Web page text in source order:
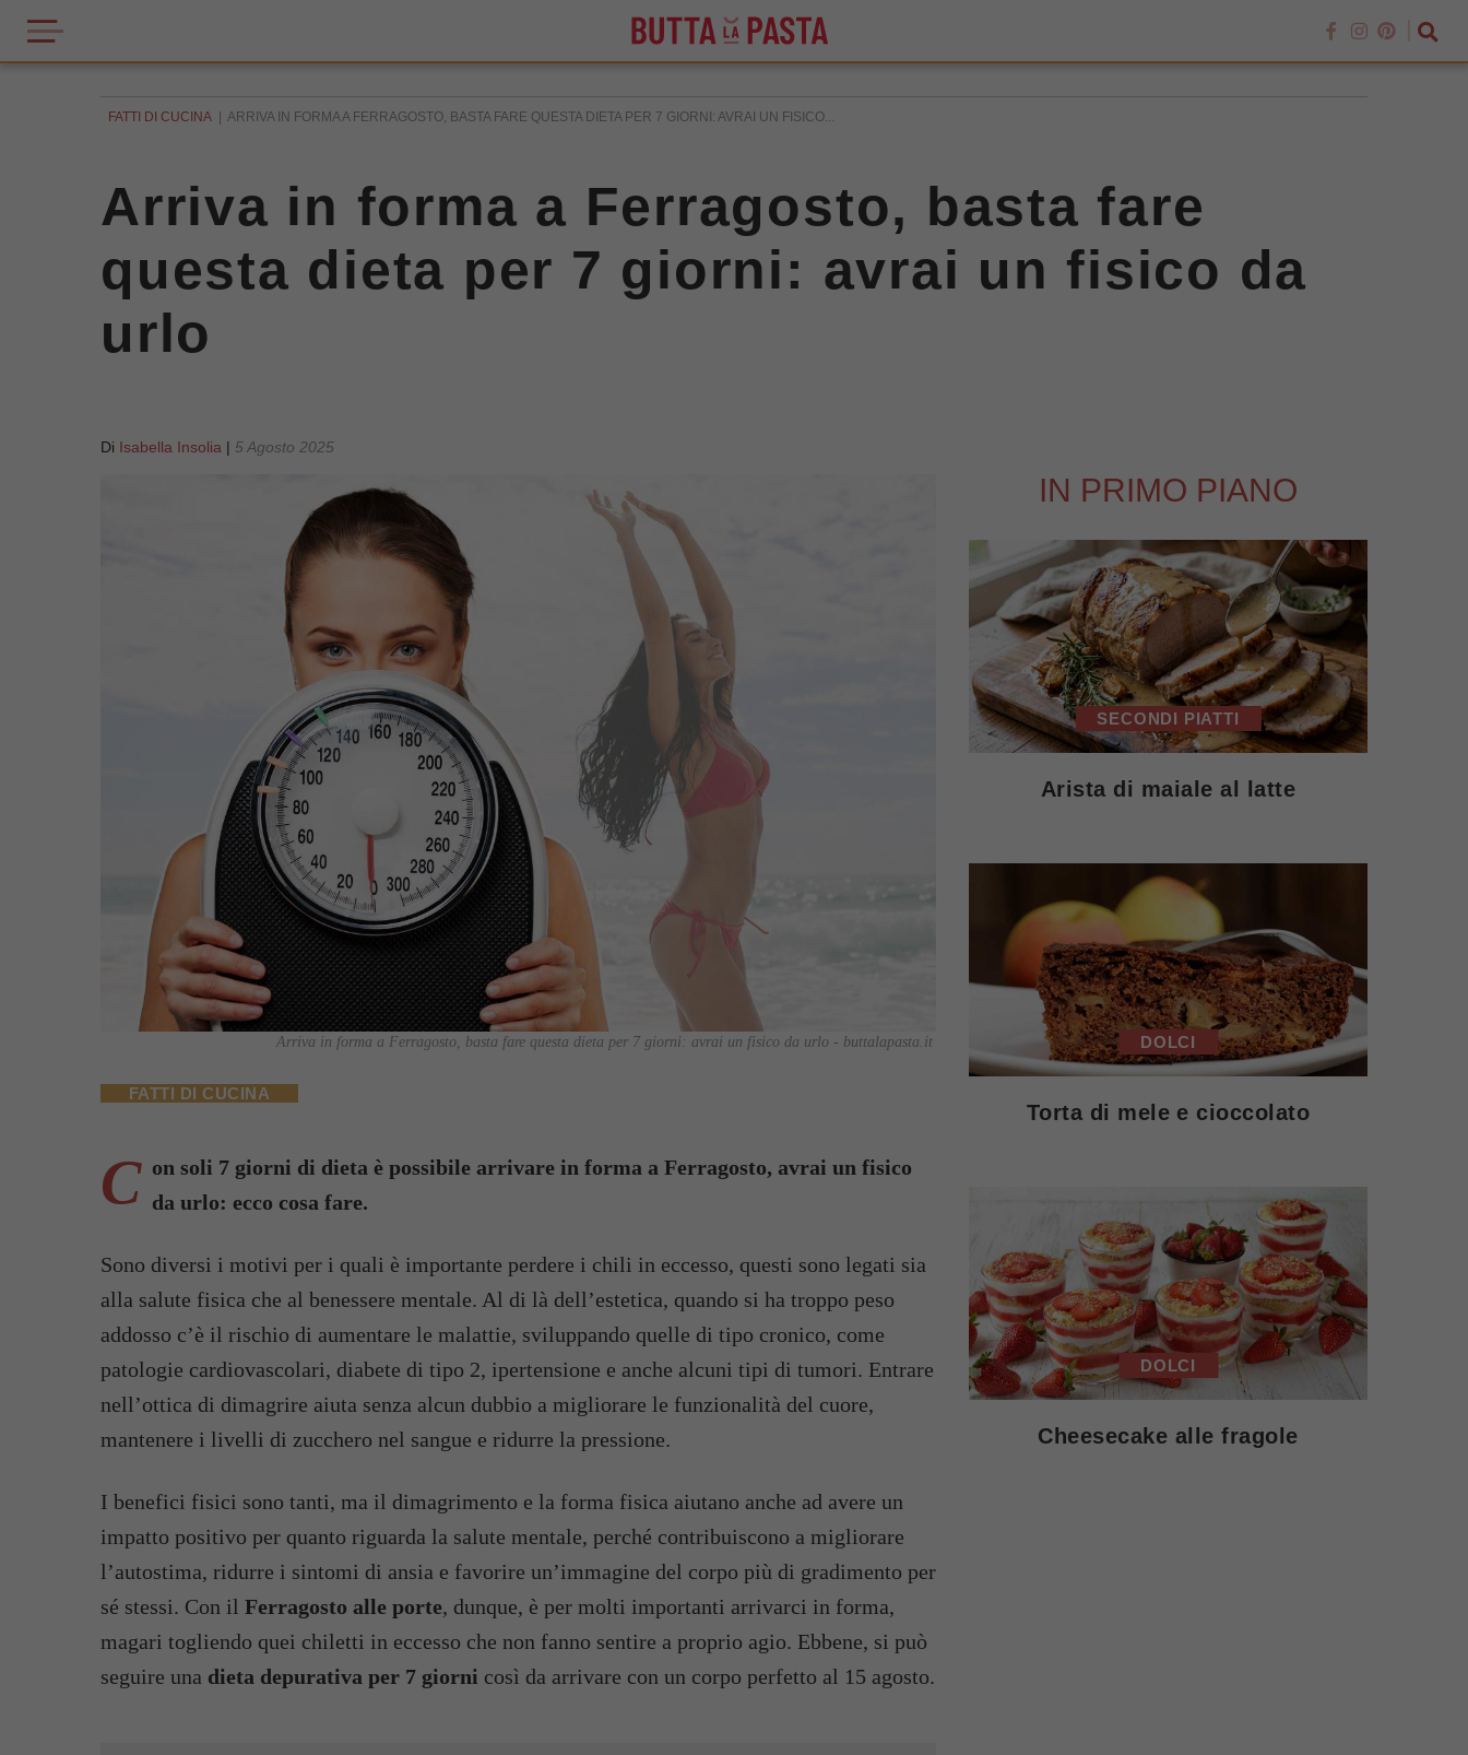
FATTI DI CUCINA ARRIVA IN FORMA A FERRAGOSTO, BASTA FARE QUESTA DIETA PER 7 GIORNI: AVRAI UN FISICO...
Arriva in forma a Ferragosto, basta fare
questa dieta per 7 giorni: avrai un fisico da
urlo
Di Isabella Insolia | 5 Agosto 2025
Arriva in forma a Ferragosto, basta fare questa dieta per 7 giorni: avrai un fisico da urlo - buttalapasta.it
FATTI DI CUCINA
C on soli 7 giorni di dieta è possibile arrivare in forma a Ferragosto, avrai un fisico
da urlo: ecco cosa fare.
Sono diversi i motivi per i quali è importante perdere i chili in eccesso, questi sono legati sia
alla salute fisica che al benessere mentale. Al di là dell’estetica, quando si ha troppo peso
addosso c’è il rischio di aumentare le malattie, sviluppando quelle di tipo cronico, come
patologie cardiovascolari, diabete di tipo 2, ipertensione e anche alcuni tipi di tumori. Entrare
nell’ottica di dimagrire aiuta senza alcun dubbio a migliorare le funzionalità del cuore,
mantenere i livelli di zucchero nel sangue e ridurre la pressione.
I benefici fisici sono tanti, ma il dimagrimento e la forma fisica aiutano anche ad avere un
impatto positivo per quanto riguarda la salute mentale, perché contribuiscono a migliorare
l’autostima, ridurre i sintomi di ansia e favorire un’immagine del corpo più di gradimento per
sé stessi. Con il Ferragosto alle porte, dunque, è per molti importanti arrivarci in forma,
magari togliendo quei chiletti in eccesso che non fanno sentire a proprio agio. Ebbene, si può
seguire una dieta depurativa per 7 giorni così da arrivare con un corpo perfetto al 15 agosto.
IN PRIMO PIANO
SECONDI PIATTI
Arista di maiale al latte
DOLCI
Torta di mele e cioccolato
DOLCI
Cheesecake alle fragole